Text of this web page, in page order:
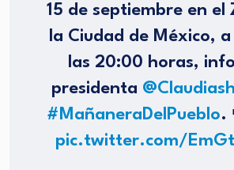
15 de septiembre en el
la Ciudad de México,
las 20:00 horas,
presidenta
#MañaneraDelPueblo.
pic.twitter.com/